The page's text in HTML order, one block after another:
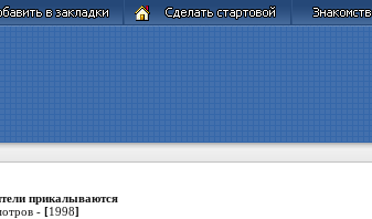
прикалываются
- [1998]